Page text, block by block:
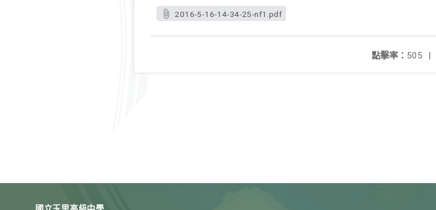
2016-5-16-14-34-25-nf1.pdf
點擊率： 505 |